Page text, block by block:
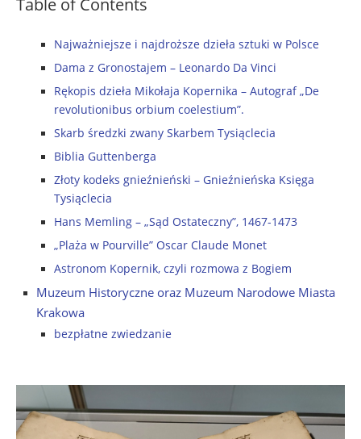
Table of Contents
Najważniejsze i najdroższe dzieła sztuki w Polsce
Dama z Gronostajem – Leonardo Da Vinci
Rękopis dzieła Mikołaja Kopernika – Autograf „De
revolutionibus orbium coelestium”.
Skarb średzki zwany Skarbem Tysiąclecia
Biblia Guttenberga
Złoty kodeks gnieźnieński – Gnieźnieńska Księga
Tysiąclecia
Hans Memling – „Sąd Ostateczny”, 1467-1473
„Plaża w Pourville” Oscar Claude Monet
Astronom Kopernik, czyli rozmowa z Bogiem
Muzeum Historyczne oraz Muzeum Narodowe Miasta
Krakowa
bezpłatne zwiedzanie